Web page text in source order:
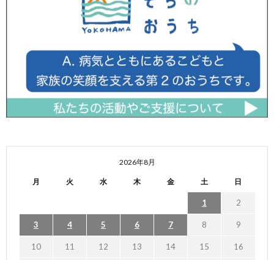
2026年8月
月 火 水 木 金 土 日
1 2
3 4 5 6 7 8 9
10 11 12 13 14 15 16